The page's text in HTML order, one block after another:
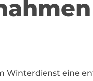
Winterdienst eine